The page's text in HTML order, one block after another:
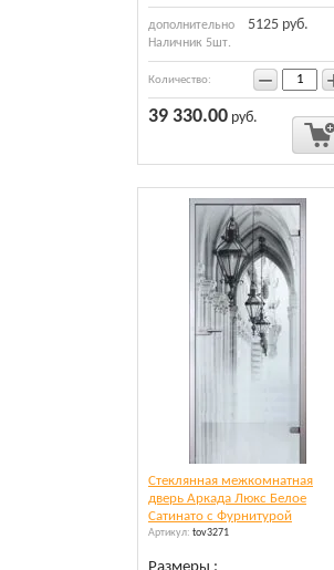
дополнительно
Наличник 5шт.
5125 руб.
Количество: −
39 330.00 руб.
Cтеклянная межкомнатная
дверь Аркада Люкс Белое
Сатинато c Фурнитурой
Артикул: tov3271